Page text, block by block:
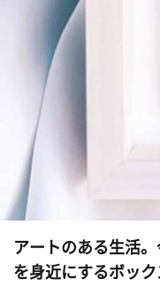
アートのある生活
を身近にするボッ